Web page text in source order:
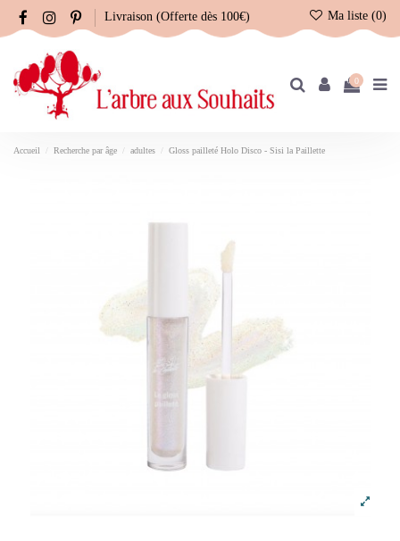
Livraison (Offerte dès 100€) Ma liste (0)
0
Accueil Recherche par âge adultes Gloss pailleté Holo Disco - Sisi la Paillette